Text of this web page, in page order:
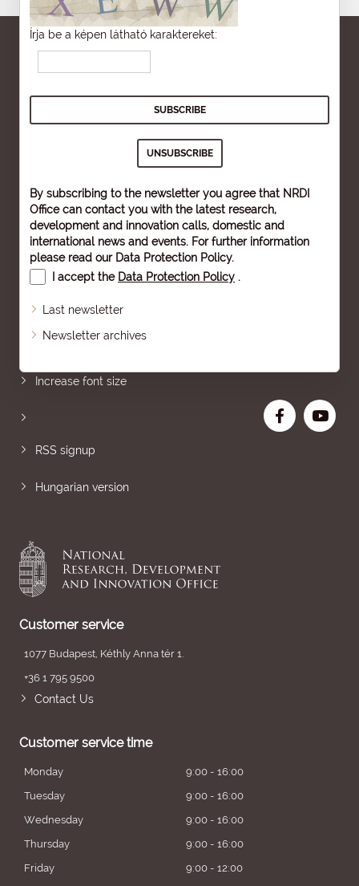
Írja be a képen látható karaktereket:
By subscribing to the newsletter you agree that NRDI
Office can contact you with the latest research,
development and innovation calls, domestic and
international news and events. For further information
please read our Data Protection Policy.
I accept the Data Protection Policy .
Last newsletter
Newsletter archives
Increase font size
RSS signup
Hungarian version
Customer service
1077 Budapest, Kéthly Anna tér 1.
+36 1 795 9500
Contact Us
Customer service time
Monday
9:00 - 16:00
Tuesday
9:00 - 16:00
Wednesday
9:00 - 16:00
Thursday
9:00 - 16:00
Friday
9:00 - 12:00